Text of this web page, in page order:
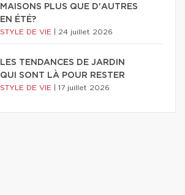
MAISONS PLUS QUE D'AUTRES
EN ÉTÉ?
STYLE DE VIE 24 juillet 2026
LES TENDANCES DE JARDIN
QUI SONT LÀ POUR RESTER
STYLE DE VIE 17 juillet 2026